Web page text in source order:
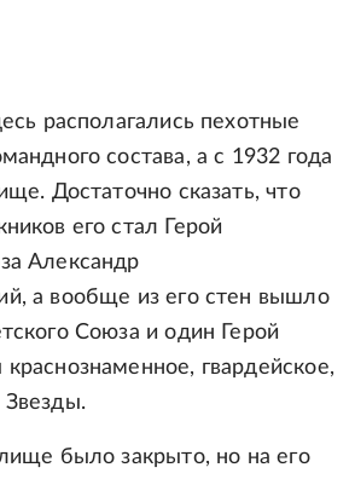
располагались пехотные
состава, а с 1932 года
Достаточно сказать, что
его стал Герой
Александр
а вообще из его стен вышло
Союза и один Герой
гвардейское,
Звезды.
было закрыто, но на его